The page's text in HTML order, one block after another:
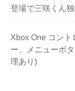
登場で三咲くん
Xbox One コント
ー、メニューボ
理あり)